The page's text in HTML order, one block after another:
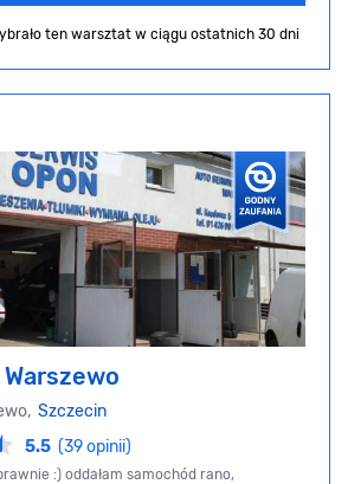
ten warsztat w ciągu ostatnich 30 dni
Szczecin
5.5 (39 opinii)
:) oddałam samochód rano,